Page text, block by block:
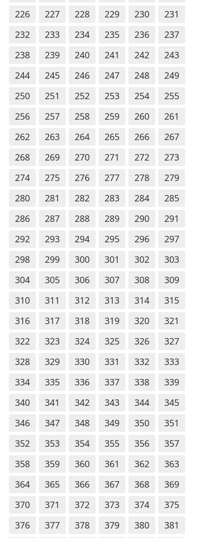
226
227 228 229 230
231
232
233 234 235 236
237
238
239 240 241 242
243
244
245 246 247 248
249
250
251 252 253 254
255
256
257 258 259 260
261
262
263 264 265 266
267
268
269 270 271 272
273
274
275 276 277 278
279
280
281 282 283 284
285
286
287 288 289 290
291
292
293 294 295 296
297
298
299 300 301 302
303
304
305 306 307 308
309
310
311 312 313 314
315
316
317 318 319 320
321
322
323 324 325 326
327
328
329 330 331 332
333
334
335 336 337 338
339
340
341 342 343 344
345
346
347 348 349 350
351
352
353 354 355 356
357
358
359 360 361 362
363
364
365 366 367 368
369
370
371 372 373 374
375
376
377 378 379 380 381